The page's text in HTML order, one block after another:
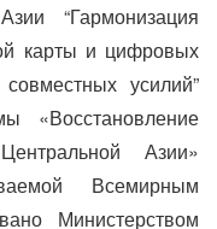
“Гармонизация
карты и цифровых
усилий”
«Восстановление
Азии»
Всемирным
Министерством